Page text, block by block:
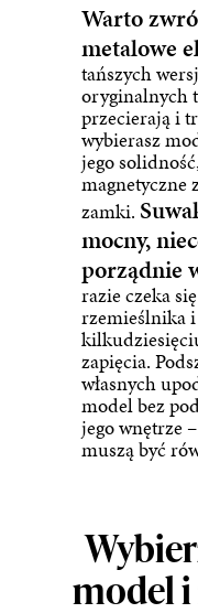
Warto
metalowe
tańszych
oryginalnych
przecierają i
wybierasz
jego
magnetyczne
zamki.
mocny,
porządnie
razie czeka
rzemieślnika
zapięcia.
własnych
model bez
jego wnętrze
muszą być
model